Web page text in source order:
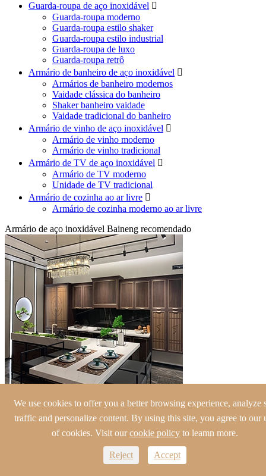
Guarda-roupa de aço inoxidável 
Guarda-roupa moderno
Guarda-roupa estilo shaker
Guarda-roupa estilo industrial
Guarda-roupa de luxo
Guarda-roupa retrô
Armário de banheiro de aço inoxidável 
Armários de banheiro modernos
Vaidade clássica do banheiro
Shaker banheiro vaidade
Vaidade tradicional do banheiro
Armário de vinho de aço inoxidável 
Armário de vinho moderno
Armário de vinho tradicional
Armário de TV de aço inoxidável 
Armário de TV moderno
Unidade de TV tradicional
Armário de cozinha ao ar livre 
Armário de cozinha moderno ao ar livre
Armário de aço inoxidável Baineng recomendado
inoxidável
We use cookies to offer you a better browsing experience, analyze
traffic and personalize content. By using this site, you agree to our
of cookies. Visit ourcookie policy to leamn more.
Reject Accept